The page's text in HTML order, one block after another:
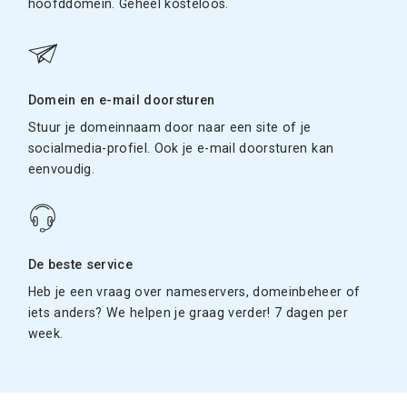
hoofddomein. Geheel kosteloos.
Domein en e-mail doorsturen
Stuur je domeinnaam door naar een site of je
socialmedia-profiel. Ook je e-mail doorsturen kan
eenvoudig.
De beste service
Heb je een vraag over nameservers, domeinbeheer of
iets anders? We helpen je graag verder! 7 dagen per
week.